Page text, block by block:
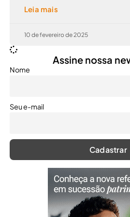
Leia mais
10 de fevereiro de 2025
Assine nossa
Nome
Seu e-mail